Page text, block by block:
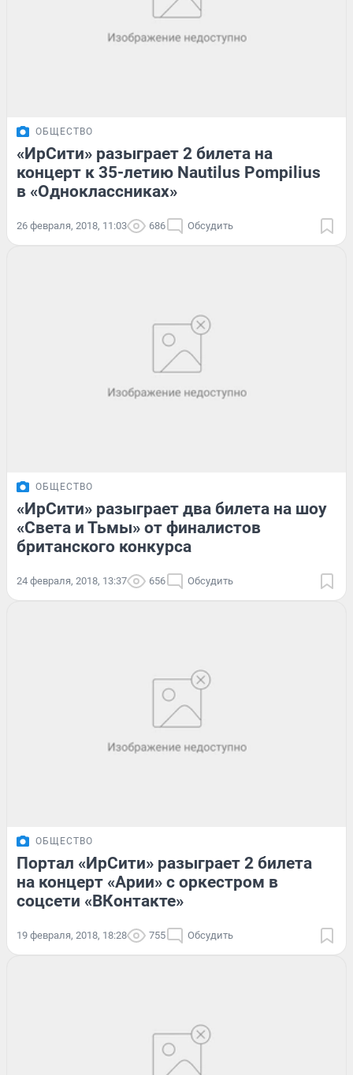
ОБЩЕСТВО
«ИрСити» разыграет 2 билета на
концерт к 35-летию Nautilus Pompilius
в «Одноклассниках»
26 февраля, 2018, 11:03 686 Обсудить
ОБЩЕСТВО
«ИрСити» разыграет два билета на шоу
«Света и Тьмы» от финалистов
британского конкурса
24 февраля, 2018, 13:37 656 Обсудить
ОБЩЕСТВО
Портал «ИрСити» разыграет 2 билета
на концерт «Арии» с оркестром в
соцсети «ВКонтакте»
19 февраля, 2018, 18:28 755 Обсудить